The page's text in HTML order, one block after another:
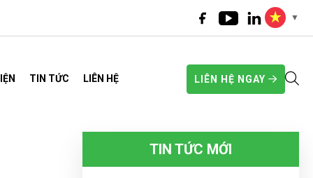
▼
TIN TỨC LIÊN HỆ LIÊN HỆ NGAY
TIN TỨC MỚI